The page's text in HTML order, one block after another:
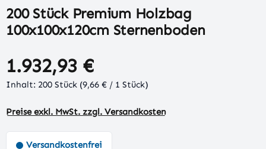
200 Stück Premium Holzbag
100x100x120cm Sternenboden
1.932,93 €
Inhalt: 200 Stück (9,66 € / 1 Stück)
Preise exkl. MwSt. zzgl. Versandkosten
Versandkostenfrei